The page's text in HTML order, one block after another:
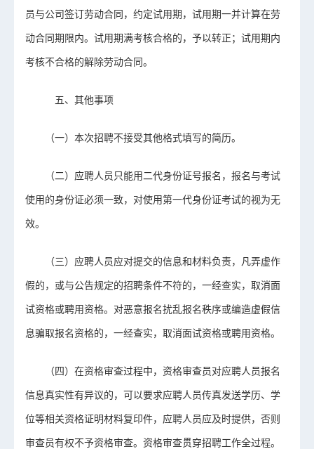
员与公司签订劳动合同，约定试用期，试用期一并计算在劳
动合同期限内。试用期满考核合格的，予以转正；试用期内
考核不合格的解除劳动合同。
五、其他事项
（一）本次招聘不接受其他格式填写的简历。
（二）应聘人员只能用二代身份证号报名，报名与考试
使用的身份证必须一致，对使用第一代身份证考试的视为无
效。
（三）应聘人员应对提交的信息和材料负责，凡弄虚作
假的，或与公告规定的招聘条件不符的，一经查实，取消面
试资格或聘用资格。对恶意报名扰乱报名秩序或编造虚假信
息骗取报名资格的，一经查实，取消面试资格或聘用资格。
（四）在资格审查过程中，资格审查员对应聘人员报名
信息真实性有异议的，可以要求应聘人员传真发送学历、学
位等相关资格证明材料复印件，应聘人员应及时提供，否则
审查员有权不予资格审查。资格审查贯穿招聘工作全过程。